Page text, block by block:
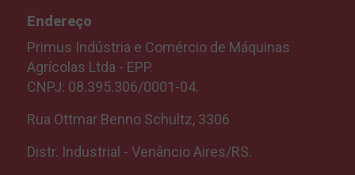
Endereço
Primus Indústria e Comércio de Máquinas
Agrícolas Ltda - EPP.
CNPJ: 08.395.306/0001-04.
Rua Ottmar Benno Schultz, 3306
Distr. Industrial - Venâncio Aires/RS.